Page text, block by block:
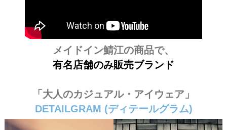
メイドイン鯖江の商品で、
有名店舗のみ販売ブランド
「大人のカジュアル・アイウェア」
DETAILGRAM (ディテールグラム)